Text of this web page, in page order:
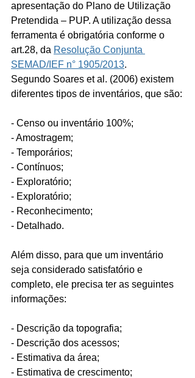
apresentação do Plano de Utilização
Pretendida – PUP. A utilização dessa
ferramenta é obrigatória conforme o
art.28, da Resolução Conjunta
SEMAD/IEF n° 1905/2013.
Segundo Soares et al. (2006) existem
diferentes tipos de inventários, que são:
- Censo ou inventário 100%;
- Amostragem;
- Temporários;
- Contínuos;
- Exploratório;
- Exploratório;
- Reconhecimento;
- Detalhado.
Além disso, para que um inventário
seja considerado satisfatório e
completo, ele precisa ter as seguintes
informações:
- Descrição da topografia;
- Descrição dos acessos;
- Estimativa da área;
- Estimativa de crescimento;